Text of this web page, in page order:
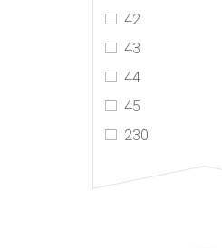
42
43
44
45
230